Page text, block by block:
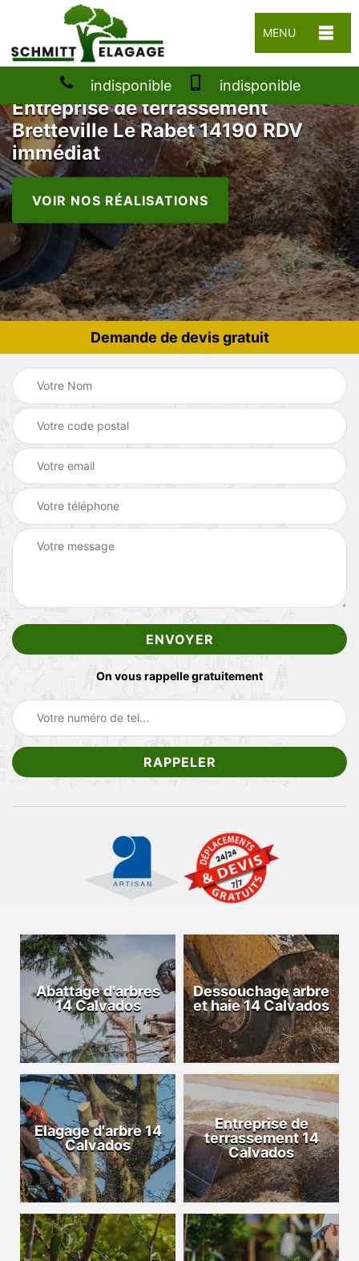
MENU
indisponible indisponible
Entreprise de terrassement
Bretteville Le Rabet 14190 RDV
immédiat
VOIR NOS RÉALISATIONS
Demande de devis gratuit
On vous rappelle gratuitement
Abattage d'arbres
14 Calvados
Dessouchage arbre
et haie 14 Calvados
Elagage d'arbre 14
Calvados
Entreprise de
terrassement 14
Calvados